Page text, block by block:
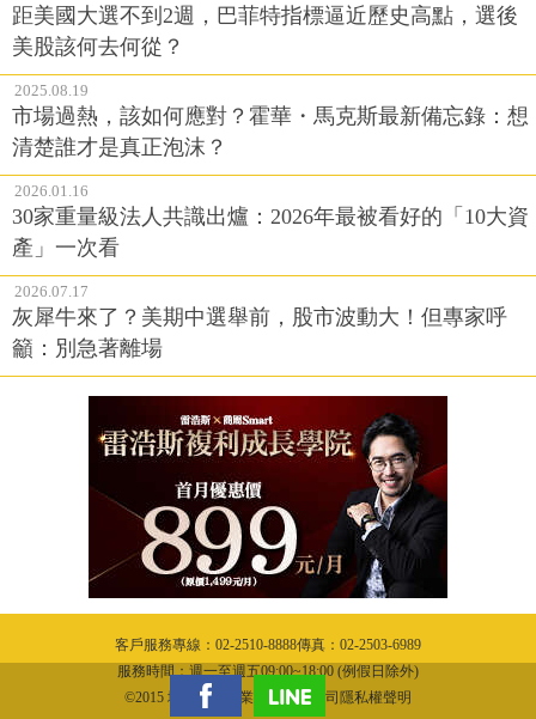
距美國大選不到2週，巴菲特指標逼近歷史高點，選後
美股該何去何從？
2025.08.19
市場過熱，該如何應對？霍華・馬克斯最新備忘錄：想
清楚誰才是真正泡沫？
2026.01.16
30家重量級法人共識出爐：2026年最被看好的「10大資
產」一次看
2026.07.17
灰犀牛來了？美期中選舉前，股市波動大！但專家呼
籲：別急著離場
客戶服務專線：02-2510-8888傳真：02-2503-6989
服務時間：週一至週五09:00~18:00 (例假日除外)
©2015 城邦文化事業股份有限公司隱私權聲明